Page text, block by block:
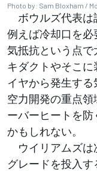
Photo by: Sam Bloxham /
ボウルズ代表は
例えば冷却口を
気抵抗という点
キダクトやそこ
イヤから発生す
空力開発の重点
ーバーヒートを
かもしれない。
ウイリアムズは
グレードを投入